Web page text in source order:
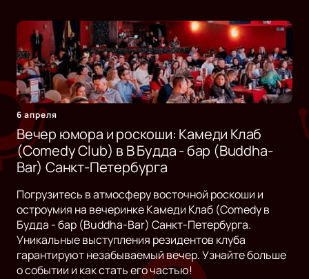
6 апреля
Вечер юмора и роскоши: Камеди Клаб
(Comedy Club) в B Будда - бар (Buddha-
Bar) Санкт-Петербурга
Погрузитесь в атмосферу восточной роскоши и
остроумия на вечеринке Камеди Клаб (Comedy в
Будда - бар (Buddha-Bar) Санкт-Петербурга.
Уникальные выступления резидентов клуба
гарантируют незабываемый вечер. Узнайте больше
о событии и как стать его частью!